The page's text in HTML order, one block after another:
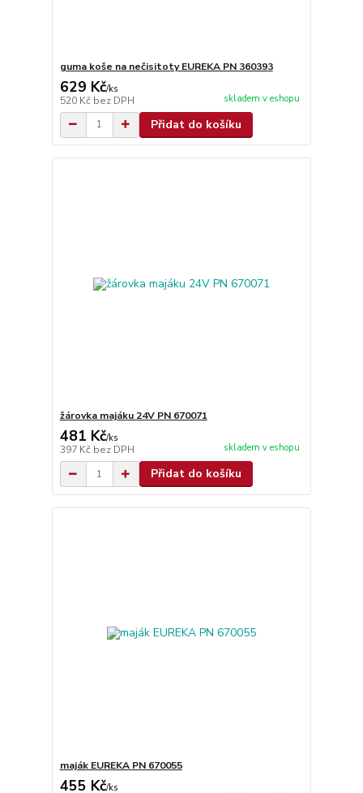
guma koše na nečisitoty EUREKA PN 360393
629 Kč/ks
520 Kč bez DPH skladem v eshopu
Přidat do košíku
žárovka majáku 24V PN 670071
481 Kč/ks
397 Kč bez DPH skladem v eshopu
Přidat do košíku
maják EUREKA PN 670055
455 Kč/ks